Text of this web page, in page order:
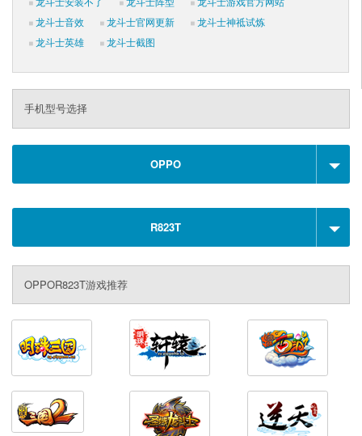
龙斗士安装不了
龙斗士阵型
龙斗士游戏官方网站
龙斗士音效
龙斗士官网更新
龙斗士神祗试炼
龙斗士英雄
龙斗士截图
手机型号选择
OPPO
R823T
OPPOR823T游戏推荐